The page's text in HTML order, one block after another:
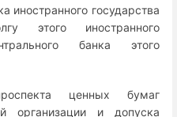
иностранного государства
этого иностранного
банка этого
ценных бумаг
организации и допуска